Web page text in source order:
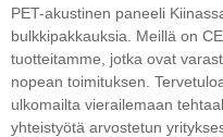
PET-akustinen paneeli
bulkkipakkauksia. Meillä on
tuotteitamme, jotka ovat
nopean toimituksen.
ulkomailta vierailemaan
yhteistyötä arvostetun